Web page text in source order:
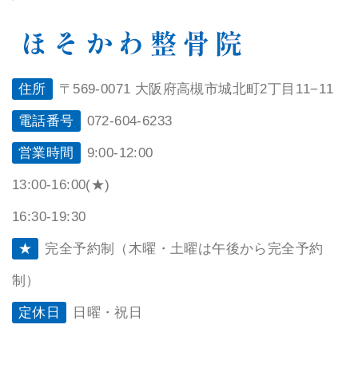
住所 〒569-0071 大阪府高槻市城北町2丁目11−11
電話番号 072-604-6233
営業時間 9:00-12:00
13:00-16:00(★)
16:30-19:30
★ 完全予約制（木曜・土曜は午後から完全予約
制）
定休日 日曜・祝日